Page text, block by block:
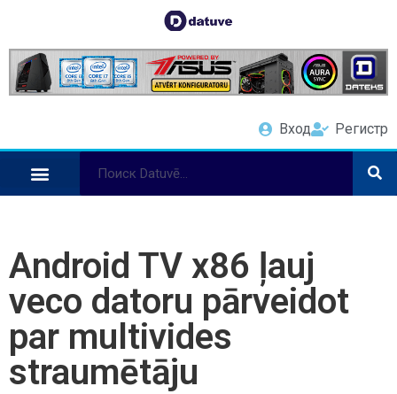
Вход Регистр
Android TV x86 ļauj
veco datoru pārveidot
par multivides
straumētāju